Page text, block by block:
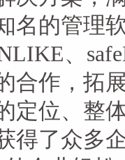
名的管理
、
合作，拓
定位、整
得了众多